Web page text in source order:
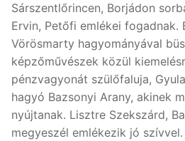
Sárszentlőrincen, Borjádon
Ervin, Petőfi emlékei fogadnak.
Vörösmarty hagyományával
képzőművészek közül
pénzvagyonát szülőfaluja,
hagyó Bazsonyi Arany, akinek
nyújtanak. Lisztre Szekszárd,
megyeszél emlékezik jó